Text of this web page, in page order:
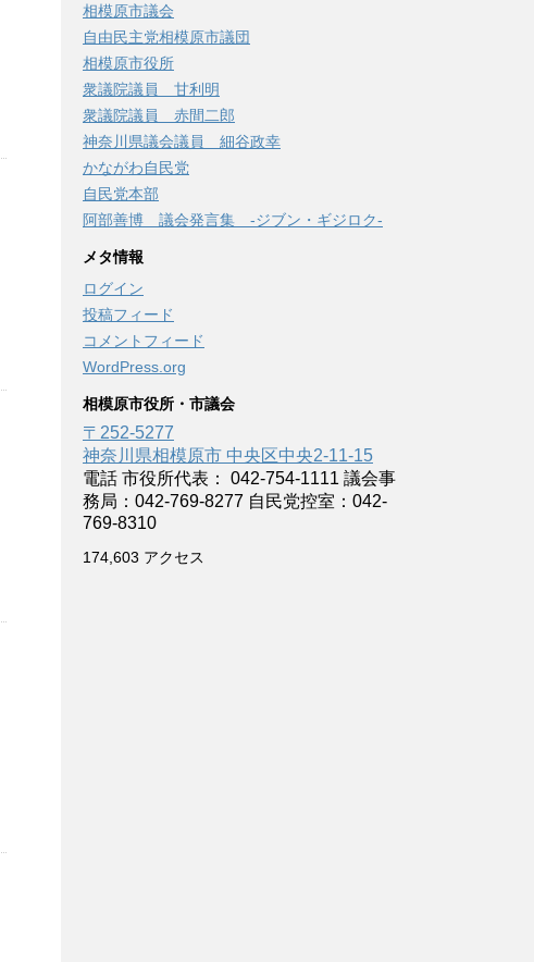
相模原市議会
自由民主党相模原市議団
相模原市役所
衆議院議員 甘利明
衆議院議員 赤間二郎
神奈川県議会議員 細谷政幸
かながわ自民党
自民党本部
阿部善博 議会発言集 -ジブン・ギジロク-
メタ情報
ログイン
投稿フィード
コメントフィード
WordPress.org
相模原市役所・市議会
〒252-5277
神奈川県相模原市 中央区中央2-11-15
電話 市役所代表： 042-754-1111 議会事
務局：042-769-8277 自民党控室：042-
769-8310
174,603 アクセス